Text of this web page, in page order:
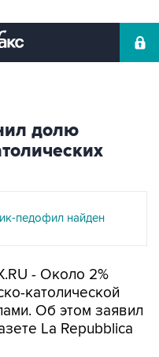
долю
педофил найден
- Около 2%
католической
Об этом заявил
La Repubblica